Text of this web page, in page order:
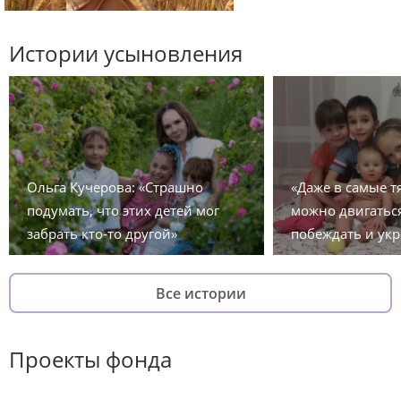
Истории усыновления
Ольга Кучерова: «Страшно
подумать, что этих детей мог
забрать кто-то другой»
«Даже в самые
можно
побеждать и
Все истории
Проекты фонда